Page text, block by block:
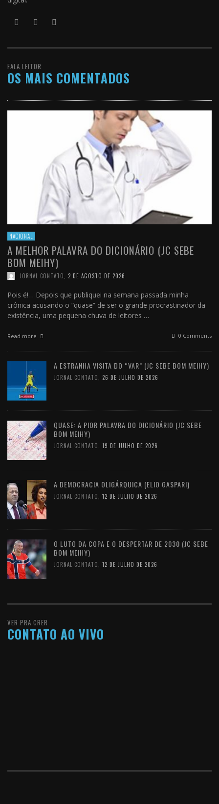
FALA LEITOR
OS MAIS COMENTADOS
NACIONAL
A MELHOR PALAVRA DO DICIONÁRIO (JC SEBE
BOM MEIHY)
JORNAL CONTATO, 2 DE AGOSTO DE 2026
Pois é!… Depois que publiquei na semana passada minha
crônica acusando o “quase” de ser o grande procrastinador da
existência, uma pequena chuva de leitores …
Read more 0 Comments
A ESTRANHA VISITA DO “VAR” (JC SEBE BOM MEIHY)
JORNAL CONTATO 26 DE JULHO DE 2026
QUASE: A PIOR PALAVRA DO DICIONÁRIO (JC SEBE
BOM MEIHY)
JORNAL CONTATO 19 DE JULHO DE 2026
A DEMOCRACIA OLIGÁRQUICA (ELIO GASPARI)
JORNAL CONTATO 12 DE JULHO DE 2026
O LUTO DA COPA E O DESPERTAR DE 2030 (JC SEBE
BOM MEIHY)
JORNAL CONTATO 12 DE JULHO DE 2026
VER PRA CRER
CONTATO AO VIVO